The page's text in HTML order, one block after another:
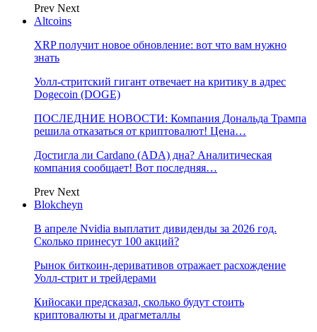
Prev Next
Altcoins
XRP получит новое обновление: вот что вам нужно
знать
Уолл-стритский гигант отвечает на критику в адрес
Dogecoin (DOGE)
ПОСЛЕДНИЕ НОВОСТИ: Компания Дональда Трампа
решила отказаться от криптовалют! Цена…
Достигла ли Cardano (ADA) дна? Аналитическая
компания сообщает! Вот последняя…
Prev Next
Blokcheyn
В апреле Nvidia выплатит дивиденды за 2026 год.
Сколько принесут 100 акций?
Рынок биткоин-деривативов отражает расхождение
Уолл-стрит и трейдерами
Кийосаки предсказал, сколько будут стоить
криптовалюты и драгметаллы